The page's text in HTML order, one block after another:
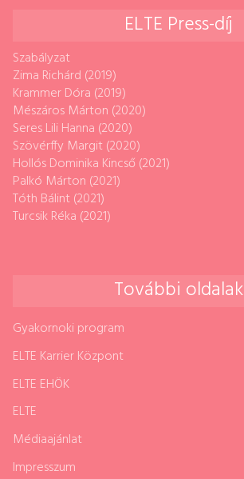
ELTE Press-díj
Szabályzat
Zima Richárd (2019)
Krammer Dóra (2019)
Mészáros Márton (2020)
Seres Lili Hanna (2020)
Szövérffy Margit (2020)
Hollós Dominika Kincső (2021)
Palkó Márton (2021)
Tóth Bálint (2021)
Turcsik Réka (2021)
További oldalak
Gyakornoki program
ELTE Karrier Központ
ELTE EHÖK
ELTE
Médiaajánlat
Impresszum